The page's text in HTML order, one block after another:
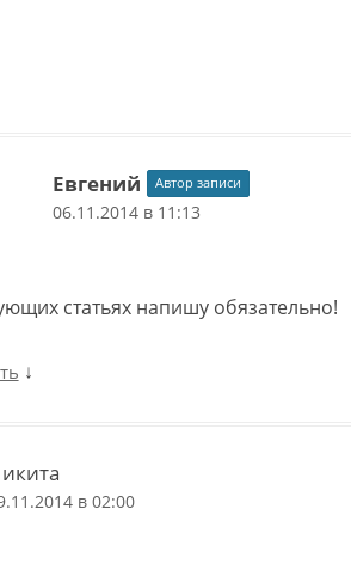
Евгений Автор записи
06.11.2014 в 11:13
статьях напишу обязательно!
↓
в 02:00